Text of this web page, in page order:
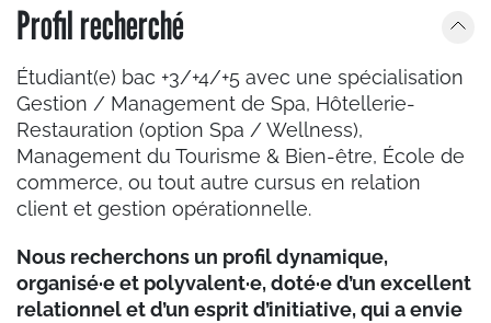
Profil recherché
Étudiant(e) bac +3/+4/+5 avec une spécialisation
Gestion / Management de Spa, Hôtellerie-
Restauration (option Spa / Wellness),
Management du Tourisme & Bien-être, École de
commerce, ou tout autre cursus en relation
client et gestion opérationnelle.
Nous recherchons un profil dynamique,
organisé·e et polyvalent·e, doté·e d’un excellent
relationnel et d’un esprit d’initiative, qui a envie